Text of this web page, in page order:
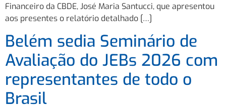
Financeiro da CBDE, José Maria Santucci, que apresentou
aos presentes o relatório detalhado […]
Belém sedia Seminário de
Avaliação do JEBs 2026 com
representantes de todo o
Brasil